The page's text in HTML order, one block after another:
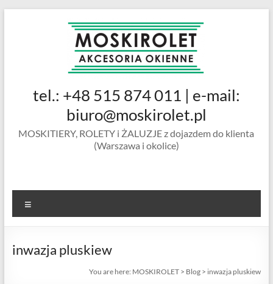
MOSKIROLET
siatki na
okienne |
ramkowe i
drzwiowe
tel.: +48 515 874 011 | e-mail:
biuro@moskirolet.pl
MOSKITIERY, ROLETY i ŻALUZJE z dojazdem do klienta
(Warszawa i okolice)
inwazja pluskiew
You are here: MOSKIROLET > Blog > inwazja pluskiew